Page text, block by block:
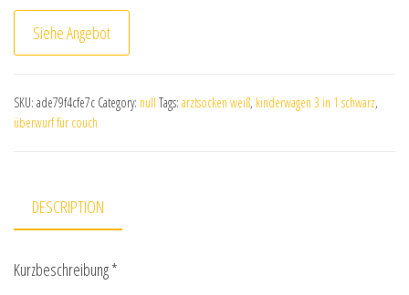
Siehe Angebot
SKU: ade79f4cfe7c Category: null Tags: arztsocken weiß, kinderwagen 3 in 1 schwarz,
überwurf für couch
DESCRIPTION
Kurzbeschreibung *